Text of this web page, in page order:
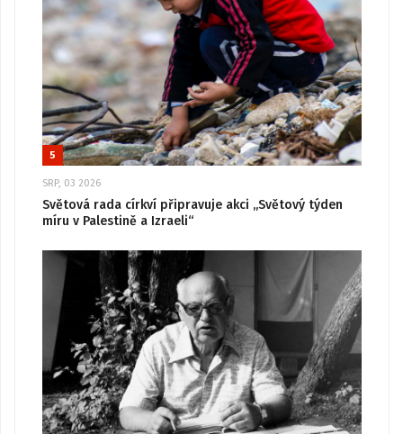
5
SRP, 03 2026
Světová rada církví připravuje akci „Světový týden
míru v Palestině a Izraeli“